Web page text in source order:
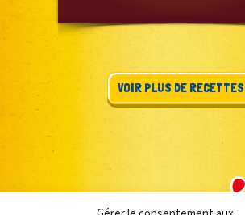
VOIR PLUS DE RECETTES